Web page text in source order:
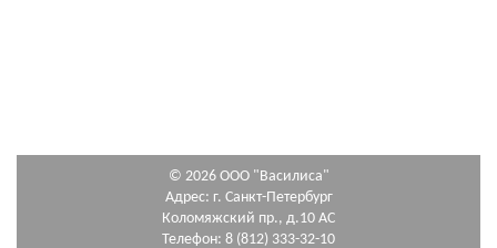
© 2026 ООО "Василиса"
Адрес: г. Санкт-Петербург
Коломяжский пр., д.10 АС
Телефон: 8 (812) 333-32-10